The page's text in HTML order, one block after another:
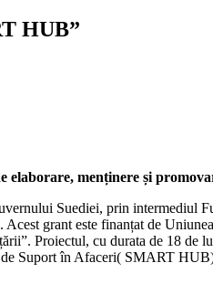
HUB”
elaborare, menținere și
Suediei, prin intermediul
grant este finanțat de
Proiectul, cu durata de 18
Suport în Afaceri( SMART